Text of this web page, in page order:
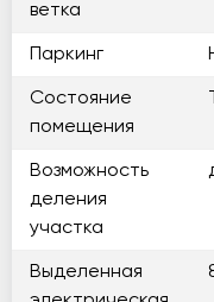
ветка
Паркинг
Состояние
помещения
Возможность
деления
участка
Выделенная